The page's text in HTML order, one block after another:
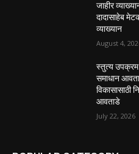
जाहीर
दादासाहेब
व्याख्यान
August 4,
स्तुत्य
समाधान
विकासासाठी
आवताडे
July 22, 2026